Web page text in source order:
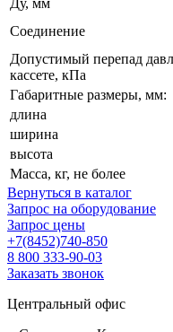
Ду, мм
Соединение
Допустимый перепад
кассете, кПа
Габаритные размеры, мм:
длина
ширина
высота
Масса, кг, не более
Вернуться в каталог
Запрос на оборудование
Запрос цены
+7(8452)740-850
8 800 333-90-03
Заказать звонок
Центральный офис